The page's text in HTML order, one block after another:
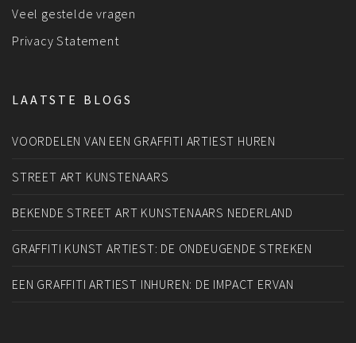
Veel gestelde vragen
Privacy Statement
LAATSTE BLOGS
VOORDELEN VAN EEN GRAFFITI ARTIEST HUREN
STREET ART KUNSTENAARS
BEKENDE STREET ART KUNSTENAARS NEDERLAND
GRAFFITI KUNST ARTIEST: DE ONDEUGENDE STREKEN
EEN GRAFFITI ARTIEST INHUREN: DE IMPACT ERVAN